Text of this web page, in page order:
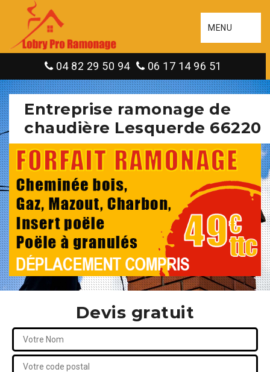
MENU
04 82 29 50 94 06 17 14 96 51
Entreprise ramonage de
chaudière Lesquerde 66220
Devis gratuit